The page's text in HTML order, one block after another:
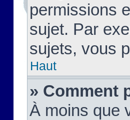
permissions
sujet. Par
sujets, vous
Haut
» Comment
À moins que